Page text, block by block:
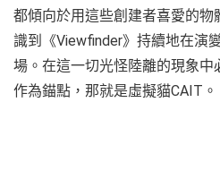
都傾向於用這些創建者喜愛的
識到《Viewfinder》持續地在演
場。在這一切光怪陸離的現象
作為錨點，那就是虛擬貓CAIT。